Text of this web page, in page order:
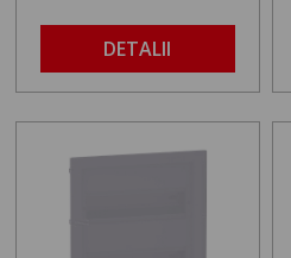
DETALII